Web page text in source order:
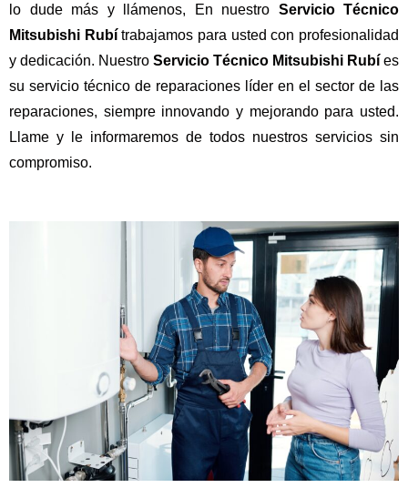
lo dude más y llámenos, En nuestro Servicio Técnico
Mitsubishi Rubítrabajamos para usted con profesionalidad
y dedicación. Nuestro Servicio Técnico Mitsubishi Rubí es
su servicio técnico de reparaciones líder en el sector de las
reparaciones, siempre innovando y mejorando para usted.
Llame y le informaremos de todos nuestros servicios sin
compromiso.